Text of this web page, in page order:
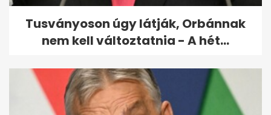
Tusványoson úgy látják, Orbánnak
nem kell változtatnia - A hét...